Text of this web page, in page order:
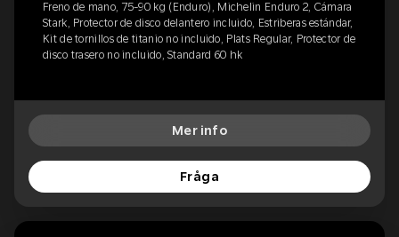
Freno de mano, 75-90 kg (Enduro), Michelin Enduro 2, Cámara
Stark, Protector de disco delantero incluido, Estriberas estándar,
Kit de tornillos de titanio no incluido, Plats Regular, Protector de
disco trasero no incluido, Standard 60 hk
Mer info
Fråga